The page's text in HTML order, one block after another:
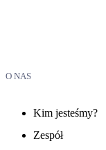
O NAS
Kim jesteśmy?
Zespół